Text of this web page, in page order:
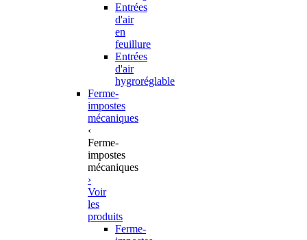
Entrées
d'air
en
feuillure
Entrées
d'air
hygroréglable
Ferme-
impostes
mécaniques
‹
Ferme-
impostes
mécaniques
›
Voir
les
produits
Ferme-